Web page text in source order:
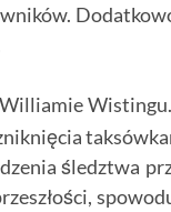
śledztwa